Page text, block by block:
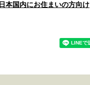
日本国内にお住まいの方向け